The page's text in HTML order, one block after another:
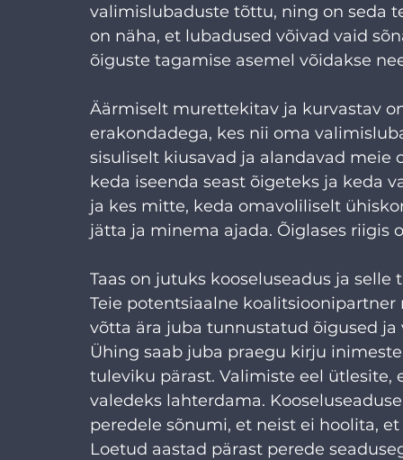
valimislubaduste tõttu, ning on seda
on näha, et lubadused võivad vaid
õiguste tagamise asemel võidakse
Äärmiselt murettekitav ja kurvastav
erakondadega, kes nii oma
sisuliselt kiusavad ja alandavad meie
keda iseenda seast õigeteks ja keda
ja kes mitte, keda omavoliliselt
jätta ja minema ajada. Õiglases riigis
Taas on jutuks kooseluseadus ja
Teie potentsiaalne
võtta ära juba tunnustatud õigused
Ühing saab juba praegu kirju
tuleviku pärast. Valimiste eel ütlesite,
valedeks lahterdama.
peredele sõnumi, et neist ei hoolita,
Loetud aastad pärast perede